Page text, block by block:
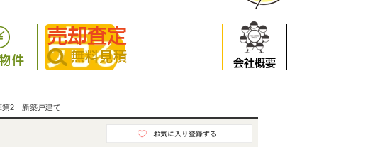
件
売却査定
無料見積 会社概要
第2 新築戸建て